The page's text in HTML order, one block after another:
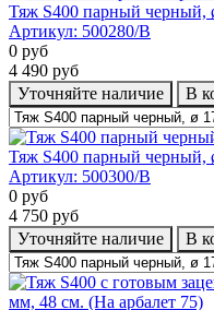
Тяж S400 парный черный,
Артикул: 500280/B
0 руб
4 490 руб
Уточняйте наличие
В
Тяж S400 парный черный,
Артикул: 500300/B
0 руб
4 750 руб
Уточняйте наличие
В